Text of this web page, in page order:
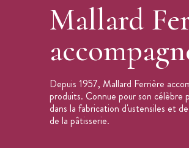
Mallard
Depuis 1957, Mallard Ferrière
produits. Connue pour son célèbre
dans la fabrication d'ustensiles et
de la pâtisserie.